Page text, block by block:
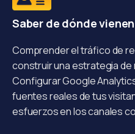
Saber de dónde
Comprender el tráfico de
construir una estrategia
Configurar Google
fuentes reales de tus
esfuerzos en los canales